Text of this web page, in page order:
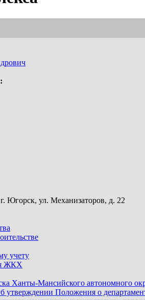
ул. Механизаторов, д. 22
учету
ЖКХ
Ханты-Мансийского автономного
утверждении Положения о